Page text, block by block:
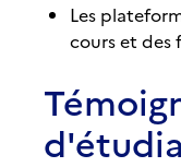
Les
cours et des